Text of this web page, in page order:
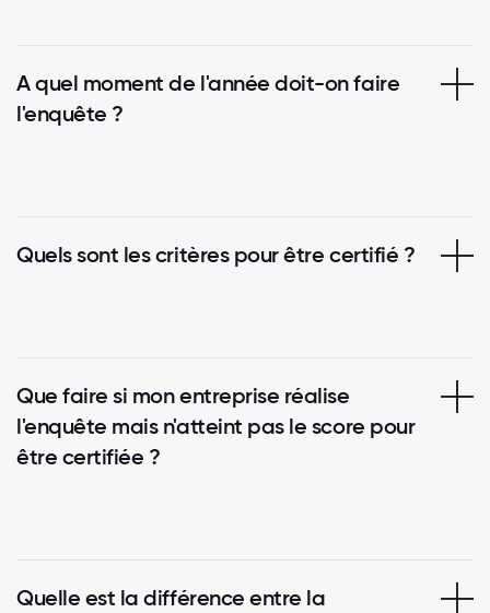
A quel moment de l'année doit-on faire
l'enquête ?
Quels sont les critères pour être certifié ?
Que faire si mon entreprise réalise
l'enquête mais n'atteint pas le score pour
être certifiée ?
Quelle est la différence entre la